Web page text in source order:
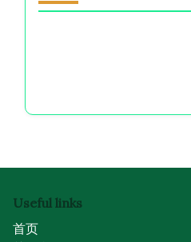
Useful links
首页